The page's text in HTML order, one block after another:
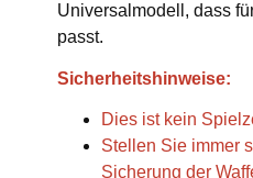
Universalmodell, dass
passt.
Sicherheitshinweise:
Dies ist kein
Stellen Sie immer
Sicherung der